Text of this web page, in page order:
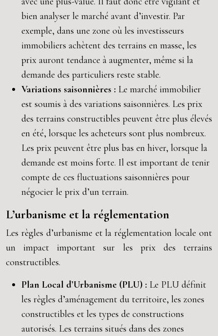
bien analyser le marché avant d’investir. Par
exemple, dans une zone où les investisseurs
immobiliers achètent des terrains en masse, les
prix auront tendance à augmenter, même si la
demande des particuliers reste stable.
Variations saisonnières : Le marché immobilier
est soumis à des variations saisonnières. Les prix
des terrains constructibles peuvent être plus élevés
en été, lorsque les acheteurs sont plus nombreux.
Les prix peuvent être plus bas en hiver, lorsque la
demande est moins forte. Il est important de tenir
compte de ces fluctuations saisonnières pour
négocier le prix d’un terrain.
L’urbanisme et la réglementation
Les règles d’urbanisme et la réglementation locale ont
un impact important sur les prix des terrains
constructibles.
Plan Local d’Urbanisme (PLU) : Le PLU définit
les règles d’aménagement du territoire, les zones
constructibles et les types de constructions
autorisés. Les terrains situés dans des zones